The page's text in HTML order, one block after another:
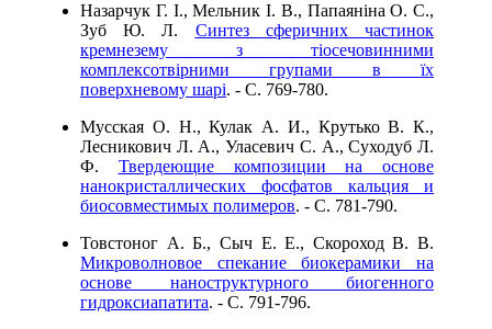
Назарчук Г. І., Мельник І. В., Папаяніна О. С.,
Зуб Ю. Л. Синтез сферичних частинок
кремнезему з тіосечовинними
комплексотвірними групами в їх
поверхневому шарі. - C. 769-780.
Мусская О. Н., Кулак А. И., Крутько В. К.,
Лесникович Л. А., Уласевич С. А., Суходуб Л.
Ф. Твердеющие композиции на основе
нанокристаллических фосфатов кальция и
биосовместимых полимеров. - C. 781-790.
Товстоног А. Б., Сыч Е. Е., Скороход В. В.
Микроволновое спекание биокерамики на
основе наноструктурного биогенного
гидроксиапатита. - C. 791-796.